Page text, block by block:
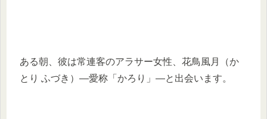
ある朝、彼は常連客のアラサー女性、花鳥風月（か
とり ふづき）—愛称「かろり」—と出会います。